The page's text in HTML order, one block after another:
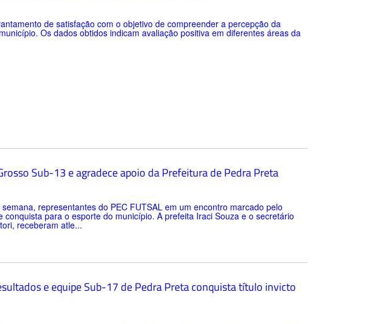
de satisfação com o objetivo de compreender a percepção da
Os dados obtidos indicam avaliação positiva em diferentes áreas da
Sub-13 e agradece apoio da Prefeitura de Pedra Preta
representantes do PEC FUTSAL em um encontro marcado pelo
para o esporte do município. A prefeita Iraci Souza e o secretário
receberam atle...
e equipe Sub-17 de Pedra Preta conquista título invicto